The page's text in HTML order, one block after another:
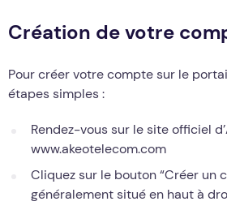
Création de votre
Pour créer votre compte sur le
étapes simples :
Rendez-vous sur le site officiel
www.akeotelecom.com
Cliquez sur le bouton “Créer un
généralement situé en haut à